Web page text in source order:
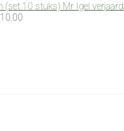
Mr Igel
10.00